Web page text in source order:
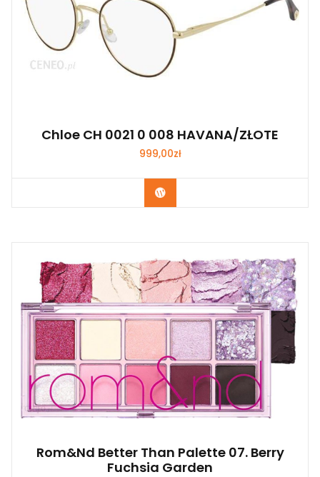
Chloe CH 0021 0 008 HAVANA/ZŁOTE
999,00zł
Zobacz
Rom&nd Better Than Palette 07. Berry
Fuchsia Garden